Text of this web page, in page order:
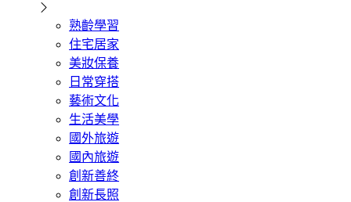
熟齡學習
住宅居家
美妝保養
日常穿搭
藝術文化
生活美學
國外旅遊
國內旅遊
創新善終
創新長照